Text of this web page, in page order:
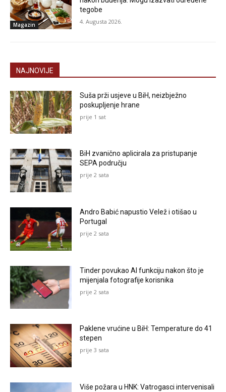
Magazin
tegobe
4. Augusta 2026.
NAJNOVIJE
Suša prži usjeve u BiH, neizbježno
poskupljenje hrane
prije 1 sat
BiH zvanično aplicirala za pristupanje
SEPA području
prije 2 sata
Andro Babić napustio Velež i otišao u
Portugal
prije 2 sata
Tinder povukao AI funkciju nakon što je
mijenjala fotografije korisnika
prije 2 sata
Paklene vrućine u BiH: Temperature do 41
stepen
prije 3 sata
Više požara u HNK: Vatrogasci intervenisali